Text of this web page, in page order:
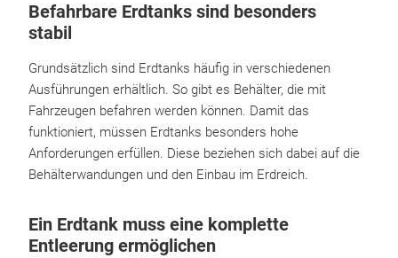
Befahrbare Erdtanks sind besonders
stabil
Grundsätzlich sind Erdtanks häufig in verschiedenen
Ausführungen erhältlich. So gibt es Behälter, die mit
Fahrzeugen befahren werden können. Damit das
funktioniert, müssen Erdtanks besonders hohe
Anforderungen erfüllen. Diese beziehen sich dabei auf die
Behälterwandungen und den Einbau im Erdreich.
Ein Erdtank muss eine komplette
Entleerung ermöglichen